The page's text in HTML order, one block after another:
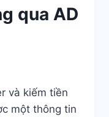
qua AD
và kiếm tiền
một thông tin